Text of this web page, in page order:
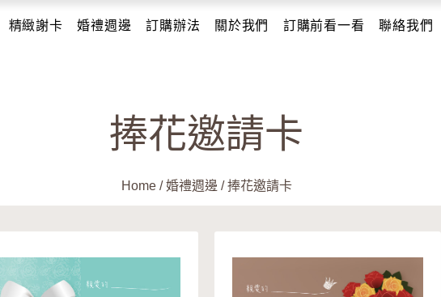
精緻謝卡 婚禮週邊 訂購辦法 關於我們 訂購前看一看 聯絡我們
捧花邀請卡
Home/婚禮週邊 /捧花邀請卡